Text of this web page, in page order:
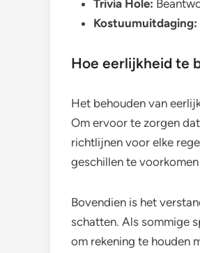
Trivia Hole:
Kostuumuitdaging:
Hoe eerlijkheid te
Het behouden van
Om ervoor te zorgen
richtlijnen voor elke
geschillen te
Bovendien is het
schatten. Als sommige
om rekening te houden